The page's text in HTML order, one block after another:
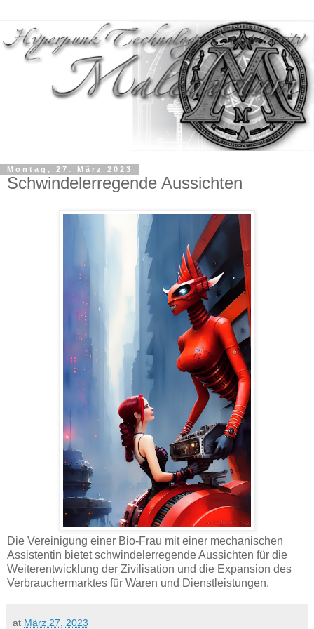
Montag, 27. März 2023
Schwindelerregende Aussichten
Die Vereinigung einer Bio-Frau mit einer mechanischen
Assistentin bietet schwindelerregende Aussichten für die
Weiterentwicklung der Zivilisation und die Expansion des
Verbrauchermarktes für Waren und Dienstleistungen.
at März 27, 2023